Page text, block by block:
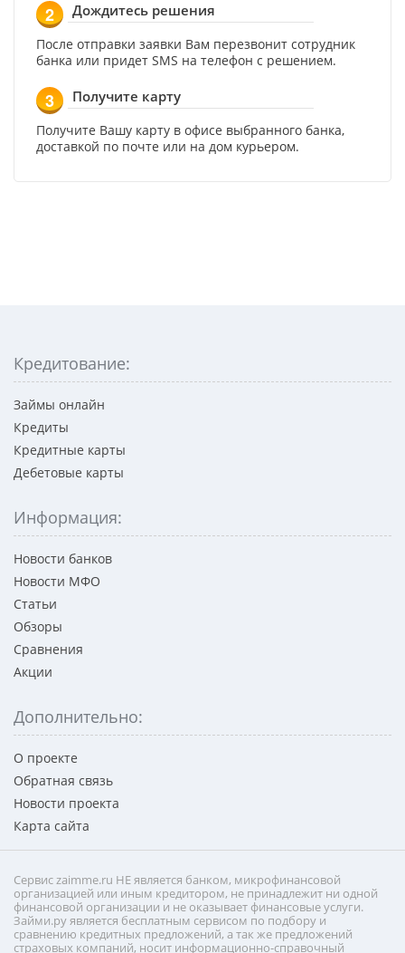
2 Дождитесь решения
После отправки заявки Вам перезвонит сотрудник
банка или придет SMS на телефон с решением.
3 Получите карту
Получите Вашу карту в офисе выбранного банка,
доставкой по почте или на дом курьером.
Кредитование:
Займы онлайн
Кредиты
Кредитные карты
Дебетовые карты
Информация:
Новости банков
Новости МФО
Статьи
Обзоры
Сравнения
Акции
Дополнительно:
О проекте
Обратная связь
Новости проекта
Карта сайта
Сервис zaimme.ru НЕ является банком, микрофинансовой
организацией или иным кредитором, не принадлежит ни одной
финансовой организации и не оказывает финансовые услуги.
Займи.ру является бесплатным сервисом по подбору и
сравнению кредитных предложений, а так же предложений
страховых компаний, носит информационно-справочный